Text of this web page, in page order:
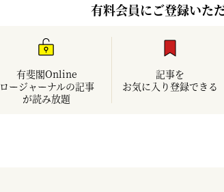
有料会員にご登録いた
有斐閣Online
ロージャーナルの記事
が読み放題
記事を
お気に入り登録できる